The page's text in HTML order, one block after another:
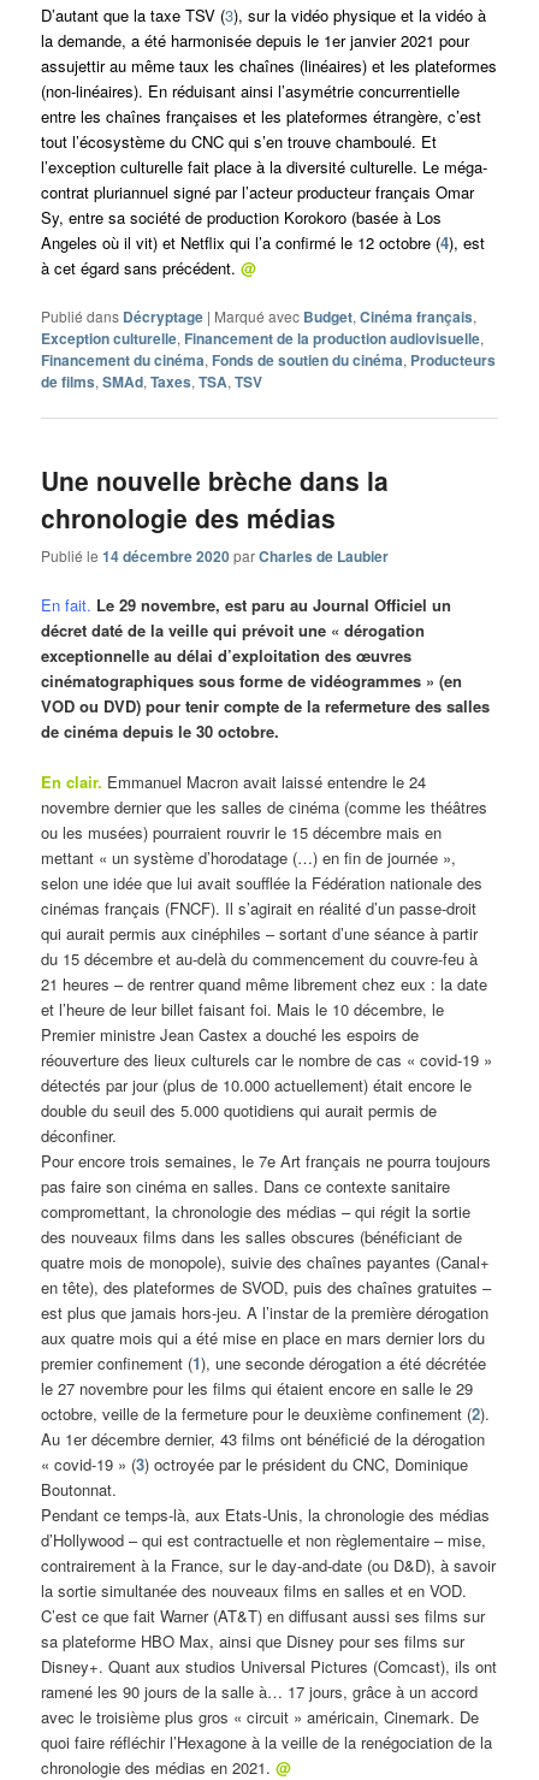
D’autant que la taxe TSV (3), sur la vidéo physique et la vidéo à
la demande, a été harmonisée depuis le 1er janvier 2021 pour
assujettir au même taux les chaînes (linéaires) et les plateformes
(non-linéaires). En réduisant ainsi l’asymétrie concurrentielle
entre les chaînes françaises et les plateformes étrangère, c’est
tout l’écosystème du CNC qui s’en trouve chamboulé. Et
l’exception culturelle fait place à la diversité culturelle. Le méga-
contrat pluriannuel signé par l’acteur producteur français Omar
Sy, entre sa société de production Korokoro (basée à Los
Angeles où il vit) et Netflix qui l’a confirmé le 12 octobre (4), est
à cet égard sans précédent.@
Publié dans Décryptage | Marqué avec Budget,Cinéma français,
Exception culturelle, Financement de la production audiovisuelle,
Financement du cinéma, Fonds de soutien du cinéma, Producteurs
de films,SMAd,Taxes,TSA,TSV
Une nouvelle brèche dans la
chronologie des médias
Publié le14 décembre 2020parCharles de Laubier
En fait. Le 29 novembre, est paru au Journal Officiel un
décret daté de la veille qui prévoit une « dérogation
exceptionnelle au délai d’exploitation des œuvres
cinématographiques sous forme de vidéogrammes » (en
VOD ou DVD) pour tenir compte de la refermeture des salles
de cinéma depuis le 30 octobre.
En clair. Emmanuel Macron avait laissé entendre le 24
novembre dernier que les salles de cinéma (comme les théâtres
ou les musées) pourraient rouvrir le 15 décembre mais en
mettant « un système d’horodatage (…) en fin de journée »,
selon une idée que lui avait soufflée la Fédération nationale des
cinémas français (FNCF). Il s’agirait en réalité d’un passe-droit
qui aurait permis aux cinéphiles – sortant d’une séance à partir
du 15 décembre et au-delà du commencement du couvre-feu à
21 heures – de rentrer quand même librement chez eux : la date
et l’heure de leur billet faisant foi. Mais le 10 décembre, le
Premier ministre Jean Castex a douché les espoirs de
réouverture des lieux culturels car le nombre de cas « covid-19 »
détectés par jour (plus de 10.000 actuellement) était encore le
double du seuil des 5.000 quotidiens qui aurait permis de
déconfiner.
Pour encore trois semaines, le 7e Art français ne pourra toujours
pas faire son cinéma en salles. Dans ce contexte sanitaire
compromettant, la chronologie des médias – qui régit la sortie
des nouveaux films dans les salles obscures (bénéficiant de
quatre mois de monopole), suivie des chaînes payantes (Canal+
en tête), des plateformes de SVOD, puis des chaînes gratuites –
est plus que jamais hors-jeu. A l’instar de la première dérogation
aux quatre mois qui a été mise en place en mars dernier lors du
premier confinement (1), une seconde dérogation a été décrétée
le 27 novembre pour les films qui étaient encore en salle le 29
octobre, veille de la fermeture pour le deuxième confinement (2).
Au 1er décembre dernier, 43 films ont bénéficié de la dérogation
« covid-19 » (3) octroyée par le président du CNC, Dominique
Boutonnat.
Pendant ce temps-là, aux Etats-Unis, la chronologie des médias
d’Hollywood – qui est contractuelle et non règlementaire – mise,
contrairement à la France, sur le day-and-date (ou D&D), à savoir
la sortie simultanée des nouveaux films en salles et en VOD.
C’est ce que fait Warner (AT&T) en diffusant aussi ses films sur
sa plateforme HBO Max, ainsi que Disney pour ses films sur
Disney+. Quant aux studios Universal Pictures (Comcast), ils ont
ramené les 90 jours de la salle à… 17 jours, grâce à un accord
avec le troisième plus gros « circuit » américain, Cinemark. De
quoi faire réfléchir l’Hexagone à la veille de la renégociation de la
chronologie des médias en 2021. @